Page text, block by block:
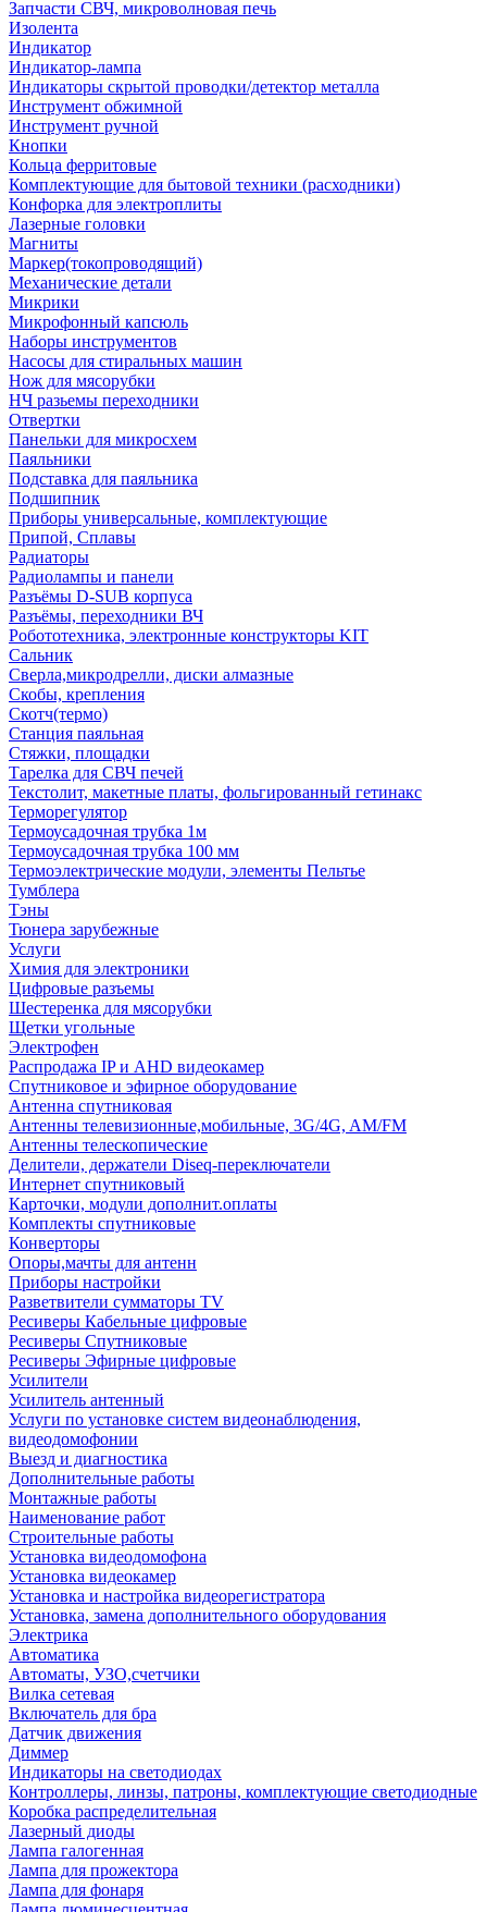
Запчасти СВЧ, микроволновая печь
Изолента
Индикатор
Индикатор-лампа
Индикаторы скрытой проводки/детектор металла
Инструмент обжимной
Инструмент ручной
Кнопки
Кольца ферритовые
Комплектующие для бытовой техники (расходники)
Конфорка для электроплиты
Лазерные головки
Магниты
Маркер(токопроводящий)
Механические детали
Микрики
Микрофонный капсюль
Наборы инструментов
Насосы для стиральных машин
Нож для мясорубки
НЧ разьемы переходники
Отвертки
Панельки для микросхем
Паяльники
Подставка для паяльника
Подшипник
Приборы универсальные, комплектующие
Припой, Сплавы
Радиаторы
Радиолампы и панели
Разъёмы D-SUB корпуса
Разъёмы, переходники ВЧ
Робототехника, электронные конструкторы KIT
Сальник
Сверла,микродрелли, диски алмазные
Скобы, крепления
Скотч(термо)
Станция паяльная
Стяжки, площадки
Тарелка для СВЧ печей
Текстолит, макетные платы, фольгированный гетинакс
Терморегулятор
Термоусадочная трубка 1м
Термоусадочная трубка 100 мм
Термоэлектрические модули, элементы Пельтье
Тумблера
Тэны
Тюнера зарубежные
Услуги
Химия для электроники
Цифровые разъемы
Шестеренка для мясорубки
Щетки угольные
Электрофен
Распродажа IP и AHD видеокамер
Спутниковое и эфирное оборудование
Антенна спутниковая
Антенны телевизионные,мобильные, 3G/4G, AM/FM
Антенны телескопические
Делители, держатели Diseq-переключатели
Интернет спутниковый
Карточки, модули дополнит.оплаты
Комплекты спутниковые
Конверторы
Опоры,мачты для антенн
Приборы настройки
Разветвители сумматоры TV
Ресиверы Кабельные цифровые
Ресиверы Спутниковые
Ресиверы Эфирные цифровые
Усилители
Усилитель антенный
Услуги по установке систем видеонаблюдения,
видеодомофонии
Выезд и диагностика
Дополнительные работы
Монтажные работы
Наименование работ
Строительные работы
Установка видеодомофона
Установка видеокамер
Установка и настройка видеорегистратора
Установка, замена дополнительного оборудования
Электрика
Автоматика
Автоматы, УЗО,счетчики
Вилка сетевая
Включатель для бра
Датчик движения
Диммер
Индикаторы на светодиодах
Контроллеры, линзы, патроны, комплектующие светодиодные
Коробка распределительная
Лазерный диоды
Лампа галогенная
Лампа для прожектора
Лампа для фонаря